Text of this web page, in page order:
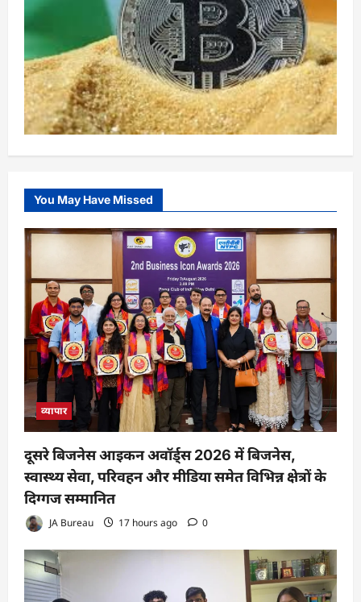
You May Have Missed
व्यापार
दूसरे बिजनेस आइकन अवॉर्ड्स 2026 में बिजनेस,
स्वास्थ्य सेवा, परिवहन और मीडिया समेत विभिन्न क्षेत्रों के
दिग्गज सम्मानित
JA Bureau 17 hours ago 0